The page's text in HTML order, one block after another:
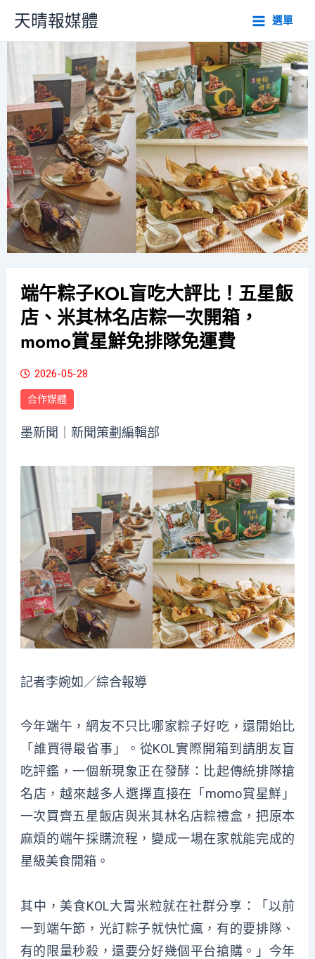
主
天晴報媒體 選單
端午粽子KOL盲吃大評比！五星飯
店、米其林名店粽一次開箱，
momo賞星鮮免排隊免運費
2026-05-28
合作媒體
墨新聞 ｜新聞策劃編輯部
記者李婉如／綜合報導
今年端午，網友不只比哪家粽子好吃，還開始比
「誰買得最省事」。從KOL實際 開箱到請朋友盲
吃評鑑 ，一個新現象正在發酵：比起傳統排隊搶
名店 ，越來越多人選擇直接在「 momo賞星鮮 」
一次買齊五星飯店與米其林名店粽禮盒，把原本
麻煩的端午採購流程，變成一場在家就能完成的
星級美食開箱。
其中，美食KOL大胃米粒就在社群分享：「以前
一到端午節， 光訂粽子就快忙瘋 ，有的要排隊、
有的 限量秒殺 ，還要分好幾個平台搶購。」今年